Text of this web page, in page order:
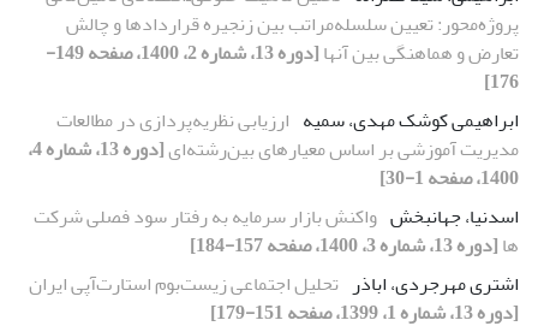
پروژه‌محور: تعیین سلسله‌مراتب بین زنجیره قراردادها و چالش
تعارض و هماهنگی بین آنها
[دوره 13، شماره 2، 1400، صفحه 149-
176]
ابراهیمی کوشک مهدی، سمیه ارزیابی نظریه‌پردازی در مطالعات
مدیریت آموزشی بر اساس معیارهای بین‌رشته‌ای
[دوره 13، شماره 4،
1400، صفحه 1-30]
اسدنیا، جهانبخش واکنش بازار سرمایه به رفتار سود فصلی شرکت
ها[دوره 13، شماره 3، 1400، صفحه 157-184]
اشتری مهرجردی، اباذر تحلیل اجتماعی زیست‌بوم استارت‌آپی ایران
[دوره 13، شماره 1، 1399، صفحه 151-179]